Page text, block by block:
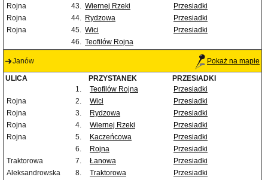
Rojna
43. Wiernej Rzeki
Przesiadki
Rojna
44. Rydzowa
Przesiadki
Rojna
45. Wici
Przesiadki
46. Teofilów Rojna
Janów Pokaż na mapie
ULICA PRZYSTANEK
PRZESIADKI
1.
Teofilów Rojna
Przesiadki
Rojna
2. Wici
Przesiadki
Rojna
3. Rydzowa
Przesiadki
Rojna
4. Wiernej Rzeki
Przesiadki
Rojna
5. Kaczeńcowa
Przesiadki
6.
Rojna
Przesiadki
Traktorowa
7. Łanowa
Przesiadki
Aleksandrowska
8. Traktorowa
Przesiadki